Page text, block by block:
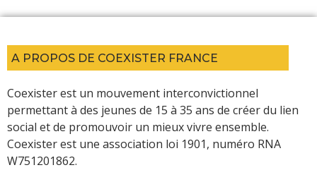
A PROPOS DE COEXISTER FRANCE
Coexister est un mouvement interconvictionnel
permettant à des jeunes de 15 à 35 ans de créer du lien
social et de promouvoir un mieux vivre ensemble.
Coexister est une association loi 1901, numéro RNA
W751201862.